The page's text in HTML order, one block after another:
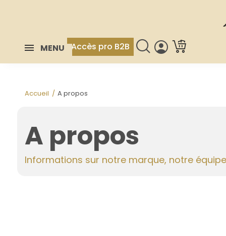
MENU Accès pro B2B
Accueil A propos
A propos
Informations sur notre marque, notre